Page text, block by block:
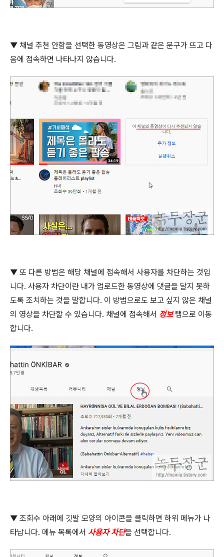
▼ 채널 추천 안함을 선택한 동영상은 그림과 같은 문구가 뜨고 다
음에 접속하면 나타나지 않습니다.
▼ 또 다른 방법은 해당 채널에 접속해서 사용자를 차단하는 것입
니다. 사용자 차단이란 내가 업로드한 동영상에 댓글을 달지 못하
도록 조치하는 것을 말합니다. 이 방법으로도 보고 싶지 않은 채널
의 영상을 차단할 수 있습니다. 채널에 접속해서 정보 탭으로 이동
합니다.
▼ 조회수 아래에 깃발 모양의 아이콘을 클릭하면 하위 메뉴가 나
타납니다. 메뉴 목록에서 사용자 차단을 선택합니다.